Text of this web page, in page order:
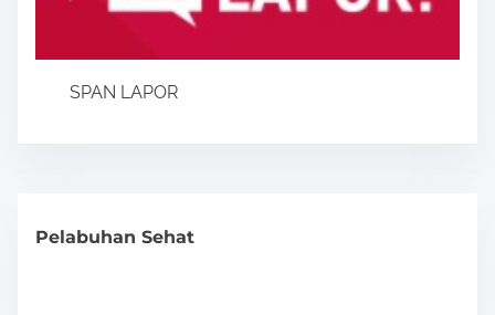
SPAN LAPOR
Pelabuhan Sehat